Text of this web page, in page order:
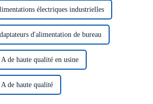
électriques industrielles
d'alimentation de bureau
de haute qualité en usine
de haute qualité